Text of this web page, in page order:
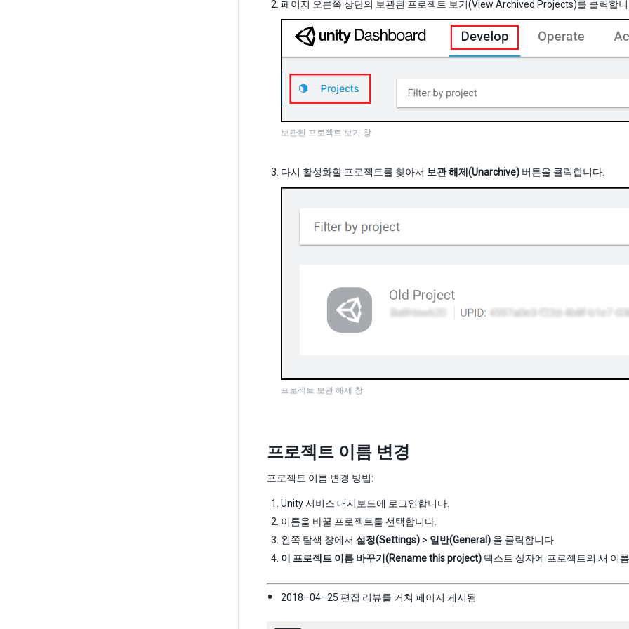
페이지 오른쪽 상단의 보관된 프로젝트 보기(View Archived Projects)를 클릭합
보관된 프로젝트 보기 창
다시 활성화할 프로젝트를 찾아서 보관 해제(Unarchive) 버튼을 클릭합니다.
프로젝트 보관 해제 창
프로젝트 이름 변경
프로젝트 이름 변경 방법:
Unity 서비스 대시보드에 로그인합니다.
이름을 바꿀 프로젝트를 선택합니다.
왼쪽 탐색 창에서 설정(Settings) > 일반(General) 을 클릭합니다.
이 프로젝트 이름 바꾸기(Rename this project) 텍스트 상자에 프로젝트의 새 이
2018–04–25 편집 리뷰를 거쳐 페이지 게시됨